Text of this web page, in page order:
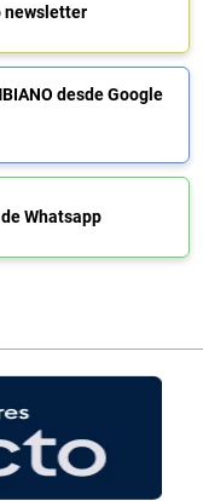
newsletter
desde Google
Whatsapp